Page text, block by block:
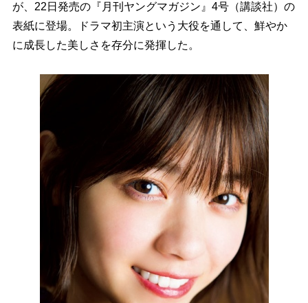
が、22日発売の『月刊ヤングマガジン』4号（講談社）の
表紙に登場。ドラマ初主演という大役を通して、鮮やか
に成長した美しさを存分に発揮した。